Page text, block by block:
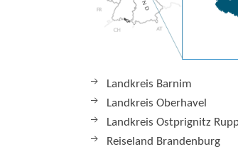
Landkreis Barnim
Landkreis Oberhavel
Landkreis Ostprignitz
Reiseland Brandenburg